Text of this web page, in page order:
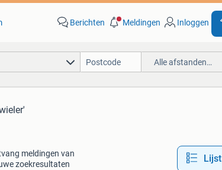
Berichten Meldingen Inloggen
Alle afstanden…
meldingen van
zoekresultaten
Lijst